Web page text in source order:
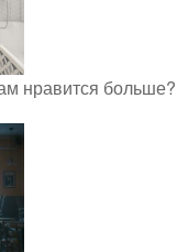
нравится больше?